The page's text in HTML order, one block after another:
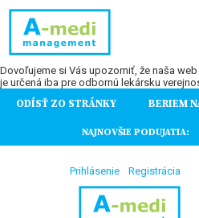
Dovoľujeme si Vás upozorniť, že naša web
je určená iba pre odbornú lekársku
ODÍSŤ ZO STRÁNKY BERIEM
NAJNOVŠIE PODUJATIA:
Prihlásenie Registrácia